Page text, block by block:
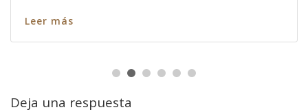
Leer más
Deja una respuesta